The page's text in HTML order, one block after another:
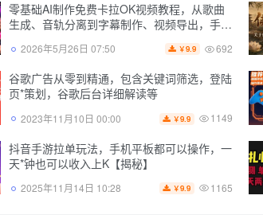
零基础AI制作免费卡拉OK视频教程，从歌曲
生成、音轨分离到字幕制作、视频导出，手把
2026年5月26日 07:50 ￥9.9 692
谷歌广告从零到精通，包含关键词筛选，登陆
页*策划，谷歌后台详细解读等
2023年11月10日 00:00 ￥9.9 1149
抖音手游拉单玩法，手机平板都可以操作，一
天*钟也可以收入上K【揭秘】
2025年11月14日 10:28 ￥9.9 1165